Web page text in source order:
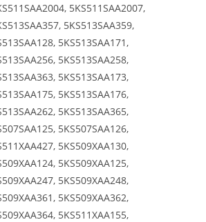
5KS511SAA2007,
5KS513SAA359,
5KS513SAA171,
5KS513SAA258,
5KS513SAA173,
5KS513SAA176,
5KS513SAA365,
5KS507SAA126,
5KS509XAA130,
5KS509XAA125,
5KS509XAA248,
5KS509XAA362,
5KS511XAA155,